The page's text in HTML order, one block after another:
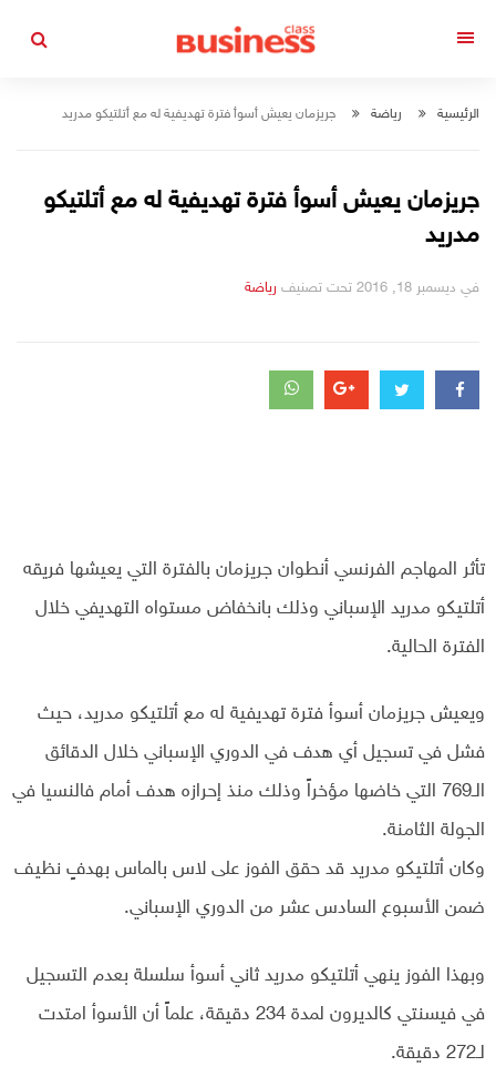
الرئيسية رياضة جريزمان يعيش أسوأ فترة تهديفية له مع أتلتيكو مدريد
جريزمان يعيش أسوأ فترة تهديفية له مع أتلتيكو
مدريد
في ديسمبر 18, 2016 تحت تصنيف التصانيف
رياضة
تأثر المهاجم الفرنسي أنطوان جريزمان بالفترة التي يعيشها فريقه
أتلتيكو مدريد الإسباني وذلك بانخفاض مستواه التهديفي خلال
الفترة الحالية.
ويعيش جريزمان أسوأ فترة تهديفية له مع أتلتيكو مدريد، حيث
فشل في تسجيل أي هدف في الدوري الإسباني خلال الدقائق
الـ769 التي خاضها مؤخراً وذلك منذ إحرازه هدف أمام فالنسيا في
الجولة الثامنة.
وكان أتلتيكو مدريد قد حقق الفوز على لاس بالماس بهدفٍ نظيف
ضمن الأسبوع السادس عشر من الدوري الإسباني.
وبهذا الفوز ينهي أتلتيكو مدريد ثاني أسوأ سلسلة بعدم التسجيل
في فيسنتي كالديرون لمدة 234 دقيقة، علماً أن الأسوأ امتدت
لـ272 دقيقة.